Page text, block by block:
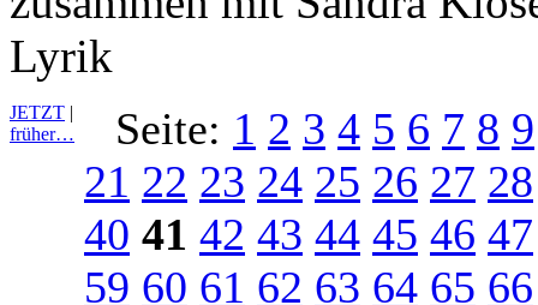
Lyrik
JETZT |
früher…
Seite: 1 2 3 4 5 6 7 8 9
21 22 23 24 25 26 27 28
40 41 42 43 44 45 46 47
59 60 61 62 63 64 65 66